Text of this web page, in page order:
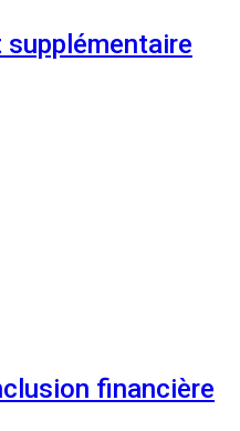
supplémentaire
financière